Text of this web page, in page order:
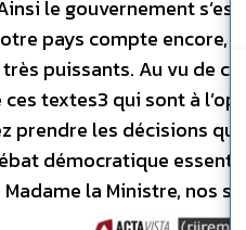
le gouvernement
pays compte encore,
puissants. Au vu de
ces textes3 qui sont à
prendre les décisions
démocratique
Madame la Ministre, nos